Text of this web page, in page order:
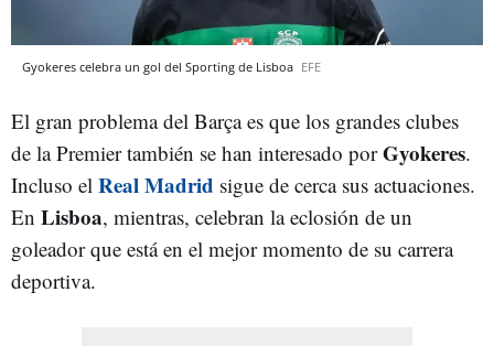
Gyokeres celebra un gol del Sporting de Lisboa EFE
El gran problema del Barça es que los grandes clubes
de la Premier también se han interesado porGyokeres.
Incluso el Real Madrid sigue de cerca sus actuaciones.
En Lisboa, mientras, celebran la eclosión de un
goleador que está en el mejor momento de su carrera
deportiva.